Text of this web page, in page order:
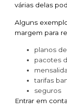
várias delas
Alguns
margem para
planos
pacotes
tarifas
seguros
Entrar em